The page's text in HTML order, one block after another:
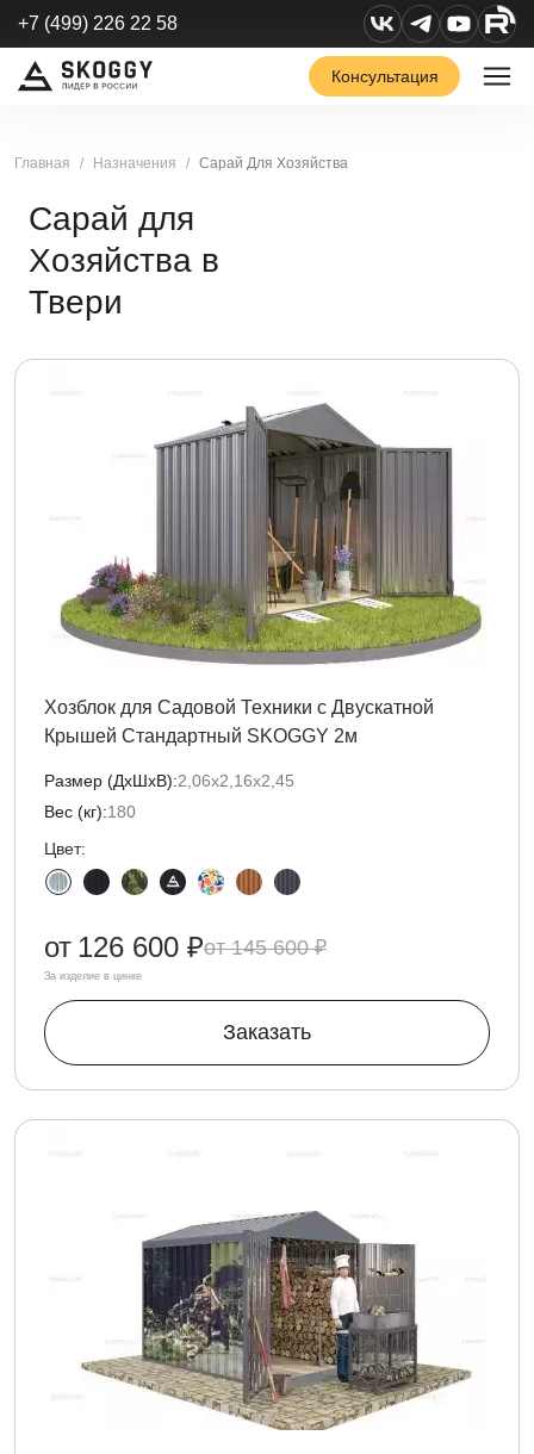
+7 (499) 226 22 58
Консультация
Главная Назначения Сарай Для Хозяйства
Сарай для
Хозяйства в
Твери
Хозблок для Садовой Техники с Двускатной
Крышей Стандартный SKOGGY 2м
Размер (ДxШxВ):2,06х2,16х2,45
Вес (кг):180
Цвет:
145 600 ₽
от 126 600 ₽
За изделие в цинке
Заказать